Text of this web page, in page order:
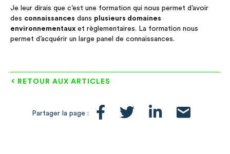
Je leur dirais que c’est une formation qui nous permet d’avoir
des connaissances dans plusieurs domaines
environnementaux et règlementaires. La formation nous
permet d’acquérir un large panel de connaissances.
RETOUR AUX ARTICLES
Partager la page :